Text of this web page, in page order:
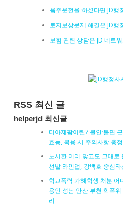
음주운전을 하셨다면 JD
토지보상문제 해결은 JD
보험 관련 상담은 JD 네트
RSS 최신 글
helperjd 최신글
디아제팜이란? 불안·불면·
효능, 복용 시 주의사항 총
노시환 머리 맞고도 그대
선발 라인업, 강백호 중심타
학교폭력 가해학생 처분 어
용인 성남 안산 부천 학폭
리